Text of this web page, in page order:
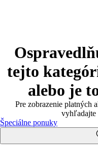
tejto
alebo je
Pre zobrazenie platných
vyhľadajte
Špeciálne ponuky